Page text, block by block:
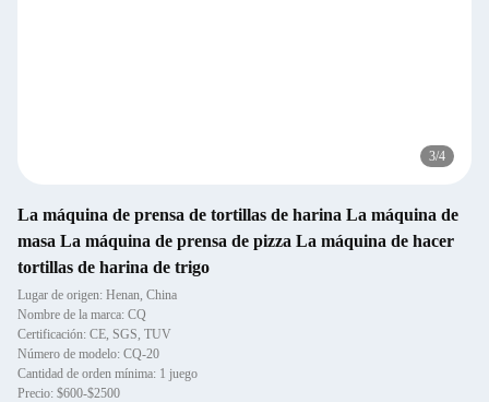
3/4
La máquina de prensa de tortillas de harina La máquina de
masa La máquina de prensa de pizza La máquina de hacer
tortillas de harina de trigo
Lugar de origen: Henan, China
Nombre de la marca: CQ
Certificación: CE, SGS, TUV
Número de modelo: CQ-20
Cantidad de orden mínima: 1 juego
Precio: $600-$2500